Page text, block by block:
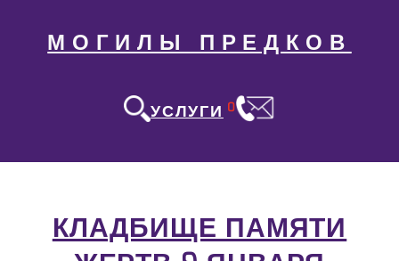
МОГИЛЫ ПРЕДКОВ
УСЛУГИ 0
КЛАДБИЩЕ ПАМЯТИ